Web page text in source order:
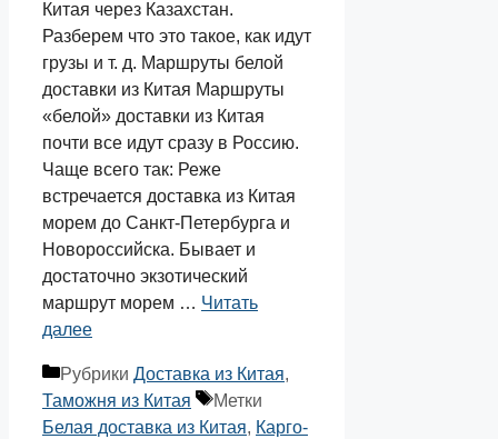
Китая через Казахстан.
Разберем что это такое, как идут
грузы и т. д. Маршруты белой
доставки из Китая Маршруты
«белой» доставки из Китая
почти все идут сразу в Россию.
Чаще всего так: Реже
встречается доставка из Китая
морем до Санкт-Петербурга и
Новороссийска. Бывает и
достаточно экзотический
маршрут морем … Читать
далее
Рубрики Доставка из Китая,
Таможня из Китая
Метки
Белая доставка из Китая, Карго-